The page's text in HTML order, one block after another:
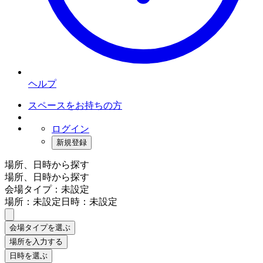
ヘルプ
スペースをお持ちの方
ログイン
新規登録
場所、日時から探す
場所、日時から探す
会場タイプ：未設定
場所：未設定日時：未設定
会場タイプを選ぶ
場所を入力する
日時を選ぶ